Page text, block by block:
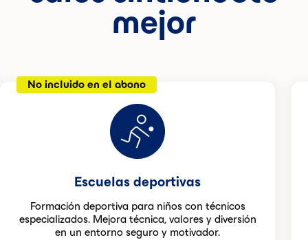
mejor
No incluido en el abono
Escuelas deportivas
Formación deportiva para niños con técnicos
especializados. Mejora técnica, valores y diversión
en un entorno seguro y motivador.